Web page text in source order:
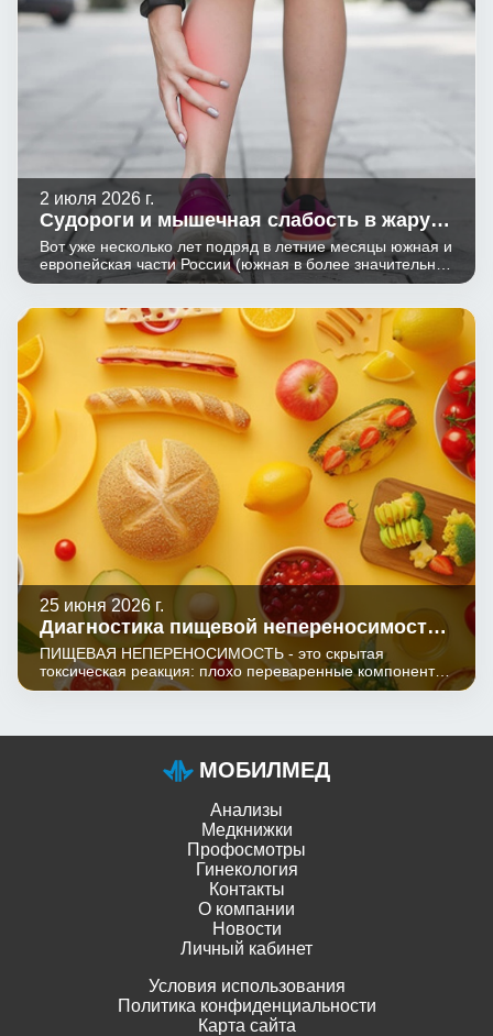
2 июля 2026 г.
Судороги и мышечная слабость в жару:
проверяем магний и калий
Вот уже несколько лет подряд в летние месяцы южная и
европейская части России (южная в более значительной
степени) оказываются в зоне экстремально высоких
часто. Периоды сильной жары могут длиться от
нескольких дней до нескольких недель или даже
дольше. Мы не будем вдаваться в подробности, почему
именно так происходит - пока что примем этот факт как
данность.
25 июня 2026 г.
Диагностика пищевой непереносимости,
96 аллергенов и микстов аллергенов
ПИЩЕВАЯ НЕПЕРЕНОСИМОСТЬ - это скрытая
токсическая реакция: плохо переваренные компоненты
пищи воспринимаются как чужеродные и вызывают
симптомы накапливаются незаметно и могут
проявляться где угодно - от кожи до кишечника.
МОБИЛМЕД
Анализы
Медкнижки
Профосмотры
Гинекология
Контакты
О компании
Новости
Личный кабинет
Условия использования
Политика конфиденциальности
Карта сайта